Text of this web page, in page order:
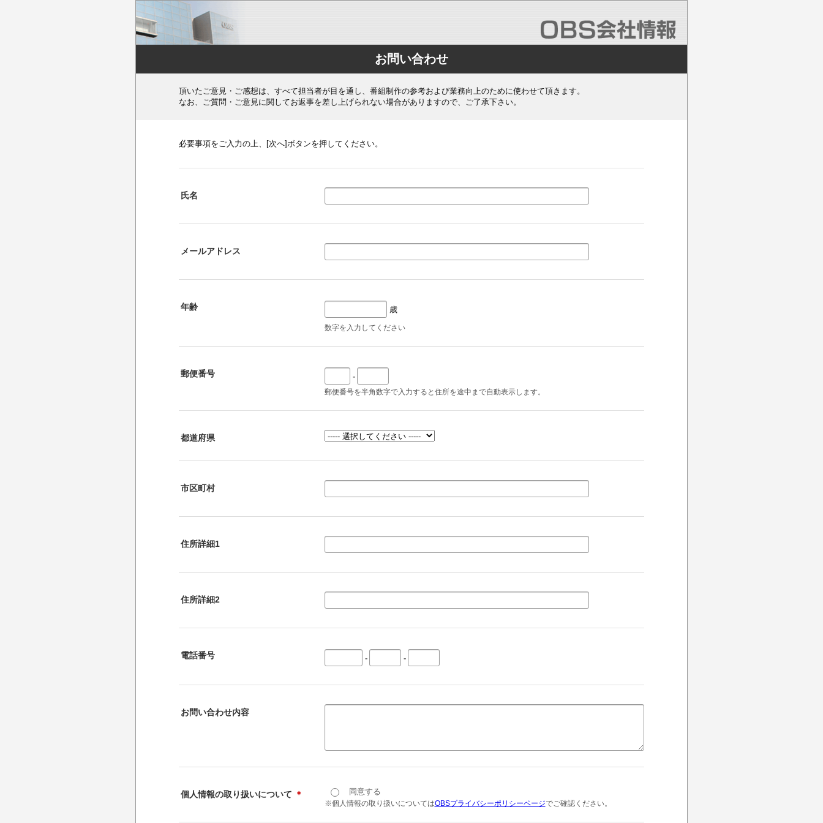
お問い合わせ
頂いたご意見・ご感想は、すべて担当者が目を通し、番組制作の参考および業務向上のために使わせて頂きます。
なお、ご質問・ご意見に関してお返事を差し上げられない場合がありますので、ご了承下さい。
必要事項をご入力の上、[次へ]ボタンを押してください。
氏名
メールアドレス
年齢 歳
数字を入力してください
郵便番号 -
郵便番号を半角数字で入力すると住所を途中まで自動表示します。
都道府県
市区町村
住所詳細1
住所詳細2
電話番号 - -
お問い合わせ内容
個人情報の取り扱いについて ＊ 同意する
※個人情報の取り扱いについてはOBSプライバシーポリシーページでご確認ください。